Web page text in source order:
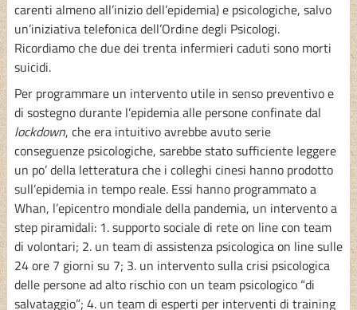
carenti almeno all’inizio dell’epidemia) e psicologiche, salvo
un’iniziativa telefonica dell’Ordine degli Psicologi.
Ricordiamo che due dei trenta infermieri caduti sono morti
suicidi.
Per programmare un intervento utile in senso preventivo e
di sostegno durante l’epidemia alle persone confinate dal
lockdown, che era intuitivo avrebbe avuto serie
conseguenze psicologiche, sarebbe stato sufficiente leggere
un po’ della letteratura che i colleghi cinesi hanno prodotto
sull’epidemia in tempo reale. Essi hanno programmato a
Whan, l’epicentro mondiale della pandemia, un intervento a
step piramidali: 1. supporto sociale di rete on line con team
di volontari; 2. un team di assistenza psicologica on line sulle
24 ore 7 giorni su 7; 3. un intervento sulla crisi psicologica
delle persone ad alto rischio con un team psicologico “di
salvataggio”; 4. un team di esperti per interventi di training